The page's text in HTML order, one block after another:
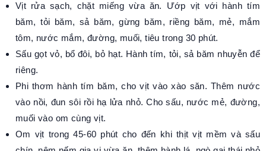
Vịt rửa sạch, chặt miếng vừa ăn. Ướp vịt với hành tím
băm, tỏi băm, sả băm, gừng băm, riềng băm, mẻ, mắm
tôm, nước mắm, đường, muối, tiêu trong 30 phút.
Sấu gọt vỏ, bổ đôi, bỏ hạt. Hành tím, tỏi, sả băm nhuyễn để
riêng.
Phi thơm hành tím băm, cho vịt vào xào săn. Thêm nước
vào nồi, đun sôi rồi hạ lửa nhỏ. Cho sấu, nước mẻ, đường,
muối vào om cùng vịt.
Om vịt trong 45-60 phút cho đến khi thịt vịt mềm và sấu